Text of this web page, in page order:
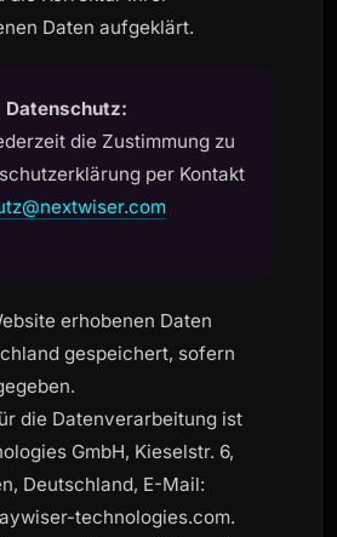
Daten aufgeklärt.
Datenschutz:
die Zustimmung zu
per Kontakt
erhobenen Daten
gespeichert, sofern
die Datenverarbeitung ist
GmbH, Kieselstr. 6,
Deutschland, E-Mail:
technologies.com.